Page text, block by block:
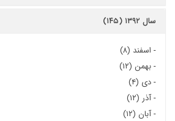
سال ۱۳۹۲ (۱۴۵)
- اسفند (۸)
-بهمن (۱۲)
-دی (۴)
-آذر (۱۲)
-آبان (۱۲)